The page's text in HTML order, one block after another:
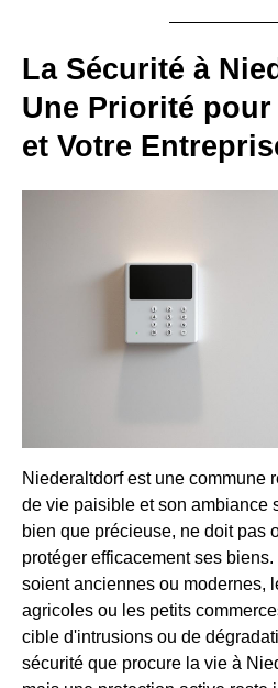
La Sécurité à
Une Priorité pour
et Votre
Niederaltdorf est une commune
de vie paisible et son ambiance
bien que précieuse, ne doit pas
protéger efficacement ses
soient anciennes ou modernes,
agricoles ou les petits
cible d'intrusions ou de
sécurité que procure la vie à